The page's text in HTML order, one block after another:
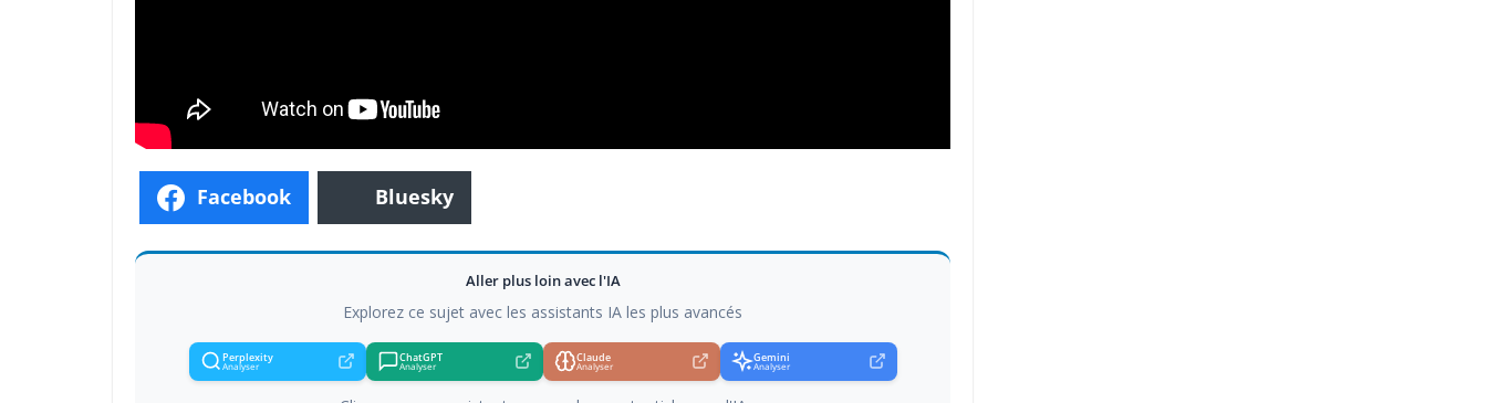
Facebook Bluesky
Aller plus loin avec l'IA
Explorez ce sujet avec les assistants IA les plus avancés
Perplexity
Analyser
ChatGPT
Analyser
Claude
Analyser
Gemini
Analyser